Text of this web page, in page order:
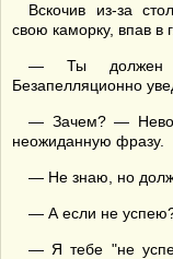
Вскочив из-за
свою каморку, впав в
— Ты должен
Безапелляционно
— Зачем? —
неожиданную фразу.
— Не знаю, но
— А если не
— Я тебе "не